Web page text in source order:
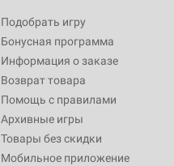
Подобрать игру
Бонусная программа
Информация о заказе
Возврат товара
Помощь с правилами
Архивные игры
Товары без скидки
Мобильное приложение